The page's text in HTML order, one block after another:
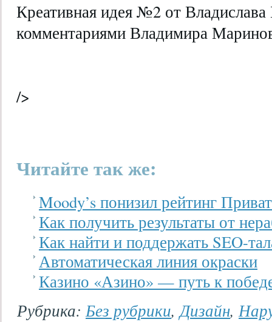
Креативная идея №2 от
комментариями Владимира
/>
Читайте так же:
Moody’s понизил рейтинг
Как получить результаты от
Как найти и поддержать SEO-
Автоматическая линия окраски
Казино «Азино» — путь к
Рубрика:Без рубрики,Дизайн,